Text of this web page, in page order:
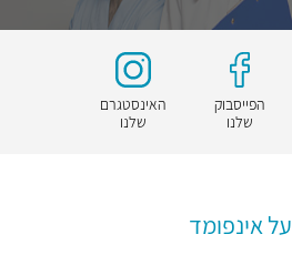
הפייסבוק
שלנו
האינסטגרם
שלנו
על אינפומד